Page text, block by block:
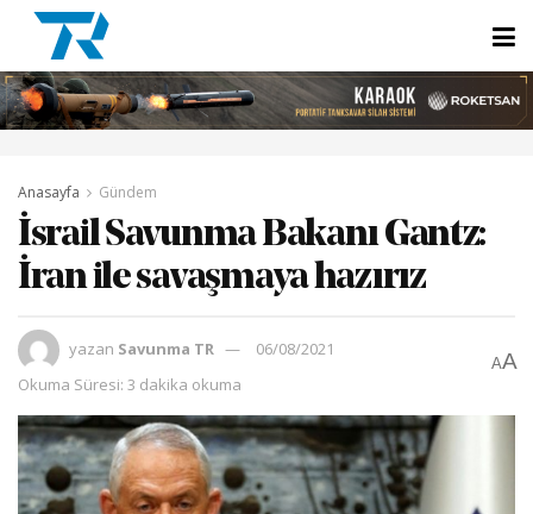
Anasayfa Gündem
İsrail Savunma Bakanı Gantz:
İran ile savaşmaya hazırız
yazan Savunma TR
06/08/2021
Okuma Süresi: 3 dakika okuma
AA